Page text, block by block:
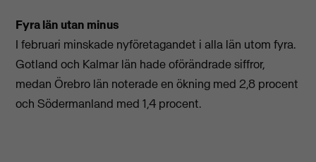
Fyra län utan minus
I februari minskade nyföretagandet i alla län utom fyra.
Gotland och Kalmar län hade oförändrade siffror,
medan Örebro län noterade en ökning med 2,8 procent
och Södermanland med 1,4 procent.